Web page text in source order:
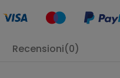
Recensioni(0)